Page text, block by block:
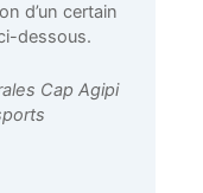
d’un certain
dessous.
Cap Agipi